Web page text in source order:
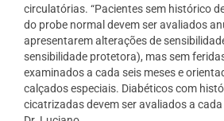
circulatórias. “Pacientes sem histórico
do probe normal devem ser avaliados
apresentarem alterações de
sensibilidade protetora), mas sem
examinados a cada seis meses e
calçados especiais. Diabéticos com
cicatrizadas devem ser avaliados a cada